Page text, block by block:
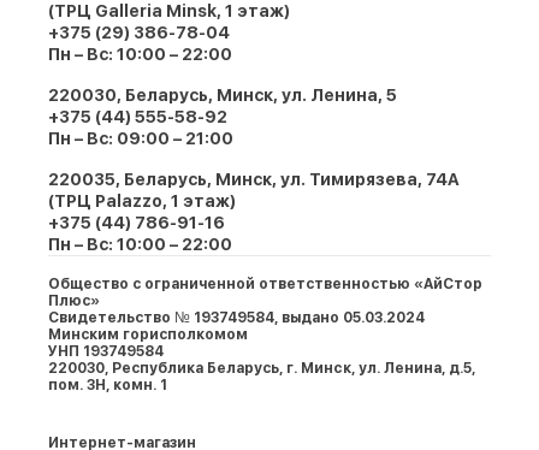
(ТРЦ Galleria Minsk, 1 этаж)
+375 (29) 386-78-04
Пн – Вс: 10:00 – 22:00
220030, Беларусь, Минск, ул. Ленина, 5
+375 (44) 555-58-92
Пн – Вс: 09:00 – 21:00
220035, Беларусь, Минск, ул. Тимирязева, 74A
(ТРЦ Palazzo, 1 этаж)
+375 (44) 786-91-16
Пн – Вс: 10:00 – 22:00
Общество с ограниченной ответственностью «АйСтор
Плюс»
Свидетельство № 193749584, выдано 05.03.2024
Минским горисполкомом
УНП 193749584
220030, Республика Беларусь, г. Минcк, ул. Ленина, д.5,
пом. 3Н, комн. 1
Интернет-магазин